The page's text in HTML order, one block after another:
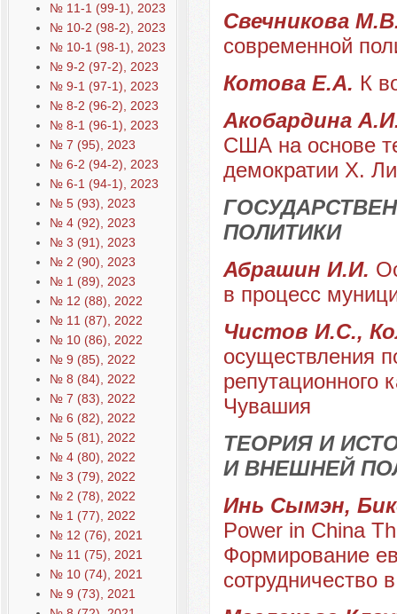
№ 11-1 (99-1), 2023
№ 10-2 (98-2), 2023
№ 10-1 (98-1), 2023
№ 9-2 (97-2), 2023
№ 9-1 (97-1), 2023
№ 8-2 (96-2), 2023
№ 8-1 (96-1), 2023
№ 7 (95), 2023
№ 6-2 (94-2), 2023
№ 6-1 (94-1), 2023
№ 5 (93), 2023
№ 4 (92), 2023
№ 3 (91), 2023
№ 2 (90), 2023
№ 1 (89), 2023
№ 12 (88), 2022
№ 11 (87), 2022
№ 10 (86), 2022
№ 9 (85), 2022
№ 8 (84), 2022
№ 7 (83), 2022
№ 6 (82), 2022
№ 5 (81), 2022
№ 4 (80), 2022
№ 3 (79), 2022
№ 2 (78), 2022
№ 1 (77), 2022
№ 12 (76), 2021
№ 11 (75), 2021
№ 10 (74), 2021
№ 9 (73), 2021
Свечникова
современной
Котова Е.А. К
Акобардина
США на основе
демократии Х.
ПОЛИТИКИ
Абрашин И.И.
в процесс
Чистов И.С.,
осуществления
репутационного
Чувашия
ТЕОРИЯ И
И ВНЕШНЕЙ
Инь Сымэн,
Power in China
Формирование
сотрудничество